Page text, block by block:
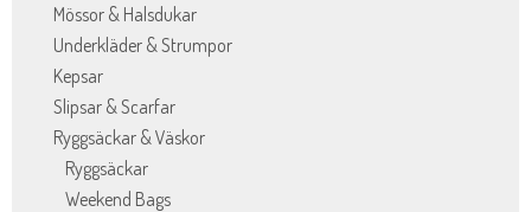
Mössor & Halsdukar
Underkläder & Strumpor
Kepsar
Slipsar & Scarfar
Ryggsäckar & Väskor
Ryggsäckar
Weekend Bags